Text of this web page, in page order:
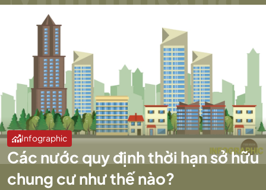
Infographic
Các nước quy định thời hạn sở hữu
chung cư như thế nào?